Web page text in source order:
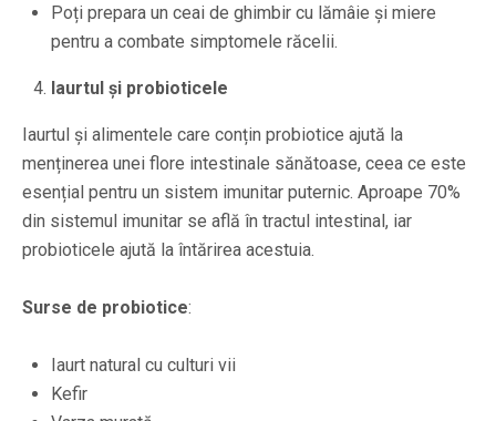
Poți prepara un ceai de ghimbir cu lămâie și miere
pentru a combate simptomele răcelii.
Iaurtul și probioticele
Iaurtul și alimentele care conțin probiotice ajută la
menținerea unei flore intestinale sănătoase, ceea ce este
esențial pentru un sistem imunitar puternic. Aproape 70%
din sistemul imunitar se află în tractul intestinal, iar
probioticele ajută la întărirea acestuia.
Surse de probiotice:
Iaurt natural cu culturi vii
Kefir